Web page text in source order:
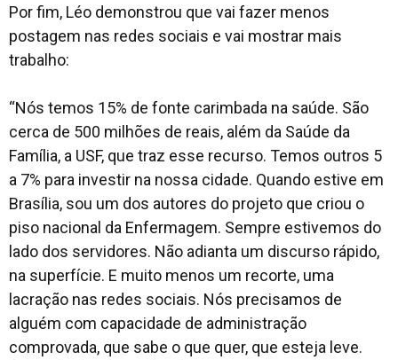
Por fim, Léo demonstrou que vai fazer menos
postagem nas redes sociais e vai mostrar mais
trabalho:
“Nós temos 15% de fonte carimbada na saúde. São
cerca de 500 milhões de reais, além da Saúde da
Família, a USF, que traz esse recurso. Temos outros 5
a 7% para investir na nossa cidade. Quando estive em
Brasília, sou um dos autores do projeto que criou o
piso nacional da Enfermagem. Sempre estivemos do
lado dos servidores. Não adianta um discurso rápido,
na superfície. E muito menos um recorte, uma
lacração nas redes sociais. Nós precisamos de
alguém com capacidade de administração
comprovada, que sabe o que quer, que esteja leve.